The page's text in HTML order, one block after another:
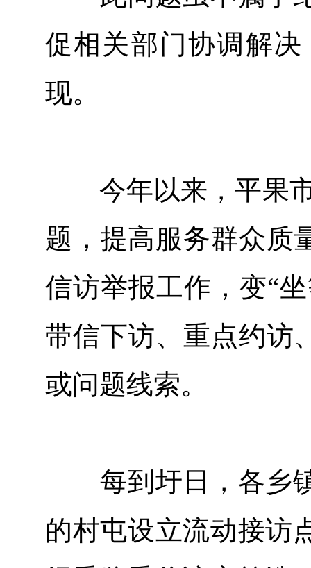
促相关部门协调解
现。
今年以来，平果市
题，提高服务群众质
信访举报工作，变“
带信下访、重点约访
或问题线索。
每到圩日，各乡镇
的村屯设立流动接访